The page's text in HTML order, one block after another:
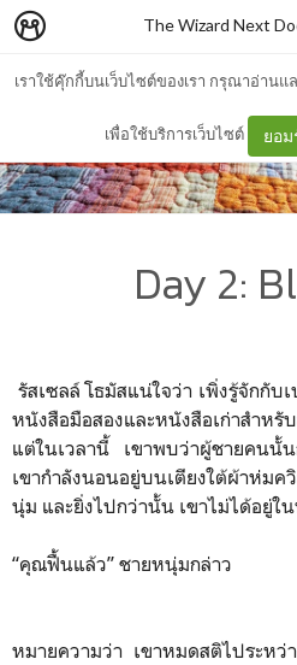
เราใช้คุ๊กกี้บนเว็บไซต์ของเรา กรุณาอ่านแ
เพื่อใช้บริการเว็บไซต์ ยอม
The Wizard Next
Day 2:
รัสเซลล์ โธมัสแน่ใจว่า เพิ่งรู้จักกับ
หนังสือมือสองและหนังสือเก่าสำหรั
แต่ในเวลานี้ เขาพบว่าผู้ชายคนนั้
เขากำลังนอนอยู่บนเตียงใต้ผ้าห่ม
นุ่ม และยิ่งไปกว่านั้น เขาไม่ได้อยู่ใ
“คุณฟื้นแล้ว” ชายหนุ่มกล่าว
หมายความว่า เขาหมดสติไประห